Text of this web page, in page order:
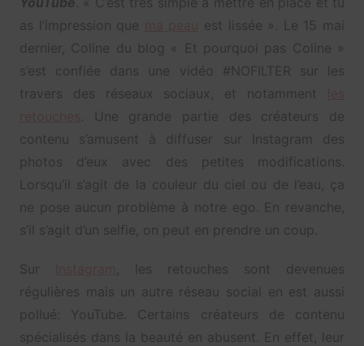
as l’impression que
est lissée ». Le 15 mai
dernier, Coline du blog « Et pourquoi pas Coline »
s’est confiée dans une vidéo #NOFILTER sur les
travers des réseaux sociaux, et notamment
. Une grande partie des créateurs de
contenu s’amusent à diffuser sur Instagram des
photos d’eux avec des petites modifications.
Lorsqu’il s’agit de la couleur du ciel ou de l’eau, ça
ne pose aucun problème à notre ego. En revanche,
s’il s’agit d’un selfie, on peut en prendre un coup.
Sur
, les retouches sont devenues
régulières mais un autre réseau social en est aussi
pollué: YouTube. Certains créateurs de contenu
spécialisés dans la beauté en abusent. En effet, leur